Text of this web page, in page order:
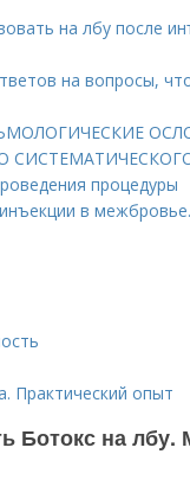
на лбу после
на вопросы,
процедуры
в
Практический опыт
Ботокс на